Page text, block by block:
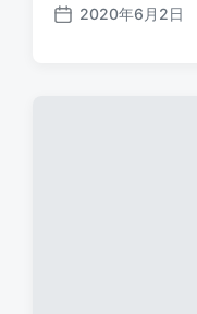
发
2020年6月2日